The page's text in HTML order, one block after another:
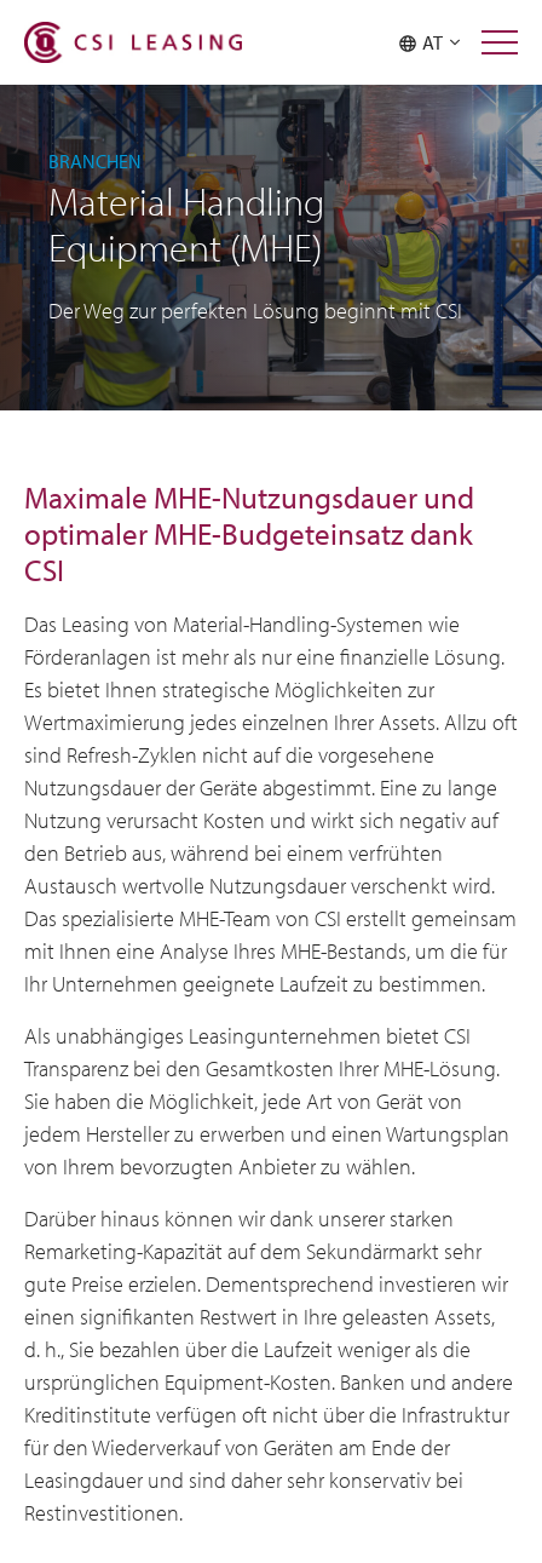
AT
BRANCHEN
Material Handling
Equipment (MHE)
Der Weg zur perfekten Lösung beginnt mit CSI
Maximale MHE-Nutzungsdauer und
optimaler MHE-Budgeteinsatz dank
CSI
Das Leasing von Material-Handling-Systemen wie
Förderanlagen ist mehr als nur eine finanzielle Lösung.
Es bietet Ihnen strategische Möglichkeiten zur
Wertmaximierung jedes einzelnen Ihrer Assets. Allzu oft
sind Refresh-Zyklen nicht auf die vorgesehene
Nutzungsdauer der Geräte abgestimmt. Eine zu lange
Nutzung verursacht Kosten und wirkt sich negativ auf
den Betrieb aus, während bei einem verfrühten
Austausch wertvolle Nutzungsdauer verschenkt wird.
Das spezialisierte MHE-Team von CSI erstellt gemeinsam
mit Ihnen eine Analyse Ihres MHE-Bestands, um die für
Ihr Unternehmen geeignete Laufzeit zu bestimmen.
Als unabhängiges Leasingunternehmen bietet CSI
Transparenz bei den Gesamtkosten Ihrer MHE-Lösung.
Sie haben die Möglichkeit, jede Art von Gerät von
jedem Hersteller zu erwerben und einen Wartungsplan
von Ihrem bevorzugten Anbieter zu wählen.
Darüber hinaus können wir dank unserer starken
Remarketing-Kapazität auf dem Sekundärmarkt sehr
gute Preise erzielen. Dementsprechend investieren wir
einen signifikanten Restwert in Ihre geleasten Assets,
d. h., Sie bezahlen über die Laufzeit weniger als die
ursprünglichen Equipment-Kosten. Banken und andere
Kreditinstitute verfügen oft nicht über die Infrastruktur
für den Wiederverkauf von Geräten am Ende der
Leasingdauer und sind daher sehr konservativ bei
Restinvestitionen.